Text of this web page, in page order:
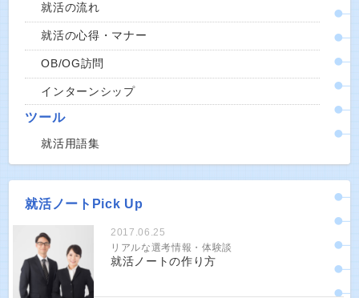
就活の流れ
就活の心得・マナー
OB/OG訪問
インターンシップ
ツール
就活用語集
就活ノートPick Up
2017.06.25
リアルな選考情報・体験談
就活ノートの作り方